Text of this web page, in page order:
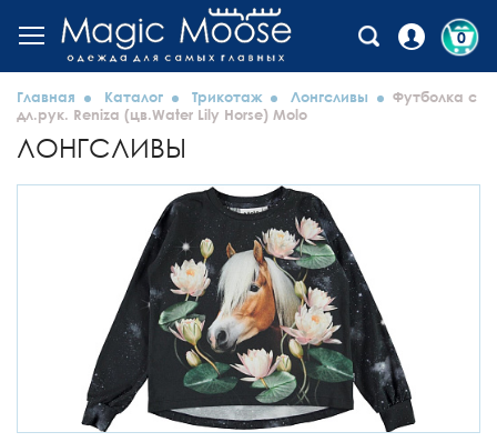
0
Главная Каталог Трикотаж Лонгсливы
Футболка с
дл.рук. Reniza (цв.Water Lily Horse) Molo
ЛОНГСЛИВЫ